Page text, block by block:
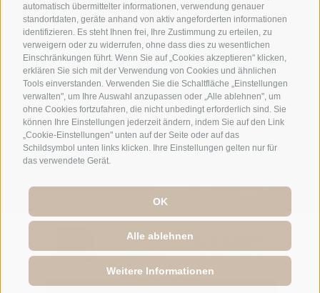
automatisch übermittelter informationen, verwendung genauer
standortdaten, geräte anhand von aktiv angeforderten informationen
identifizieren. Es steht Ihnen frei, Ihre Zustimmung zu erteilen, zu
verweigern oder zu widerrufen, ohne dass dies zu wesentlichen
Einschränkungen führt. Wenn Sie auf „Cookies akzeptieren" klicken,
erklären Sie sich mit der Verwendung von Cookies und ähnlichen
Tools einverstanden. Verwenden Sie die Schaltfläche „Einstellungen
verwalten", um Ihre Auswahl anzupassen oder „Alle ablehnen", um
ohne Cookies fortzufahren, die nicht unbedingt erforderlich sind. Sie
können Ihre Einstellungen jederzeit ändern, indem Sie auf den Link
„Cookie-Einstellungen" unten auf der Seite oder auf das
Schildsymbol unten links klicken. Ihre Einstellungen gelten nur für
das verwendete Gerät.
OK
Alle ablehnen
Weitere Informationen
info@hotelreischach.com
Lage & Anreise
© 2026 Hotel Reischach | Prack-zu-Asch-Str. 10 | I-39031
Reischach/Bruneck (BZ)
Tel +39 0474 548009 | Fax +39 0474 550839